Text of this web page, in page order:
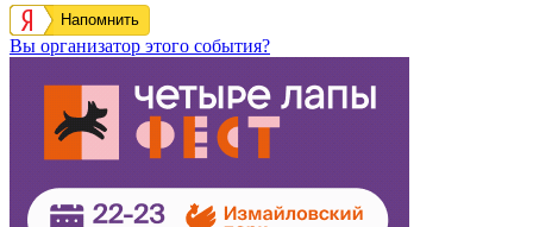
Напомнить
Вы организатор этого события?